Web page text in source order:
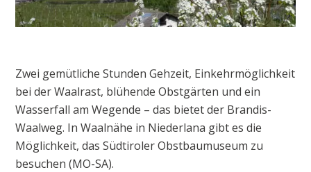
Zwei gemütliche Stunden Gehzeit, Einkehrmöglichkeit
bei der Waalrast, blühende Obstgärten und ein
Wasserfall am Wegende – das bietet der Brandis-
Waalweg. In Waalnähe in Niederlana gibt es die
Möglichkeit, das Südtiroler Obstbaumuseum zu
besuchen (MO-SA).